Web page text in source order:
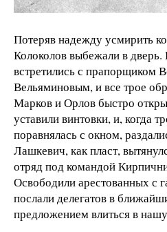
Потеряв надежду усмирить
Колоколов выбежали в
встретились с прапорщиком
Вельяминовым, и все трое
Марков и Орлов быстро
уставили винтовки, и, когда
поравнялась с окном,
Лашкевич, как пласт,
отряд под командой
Освободили арестованных с
послали делегатов в
предложением влиться в